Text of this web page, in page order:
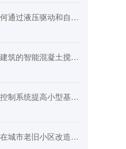
智能搅拌机如何通过液压驱动和自动供水缩短混凝土生产时间
推荐用于农村建筑的智能混凝土搅拌设备：提高搅拌质量和作业效率的解决方案
如何利用智能控制系统提高小型基础设施项目的混凝土搅拌效率
搅拌车灵活性在城市老旧小区改造中的关键作用：来自实际施工场景的启示